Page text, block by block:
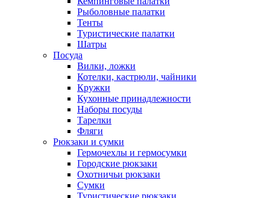
Рыболовные палатки
Тенты
Туристические палатки
Шатры
Посуда
Вилки, ложки
Котелки, кастрюли, чайники
Кружки
Кухонные принадлежности
Наборы посуды
Тарелки
Фляги
Рюкзаки и сумки
Гермочехлы и гермосумки
Городские рюкзаки
Охотничьи рюкзаки
Сумки
Туристические рюкзаки